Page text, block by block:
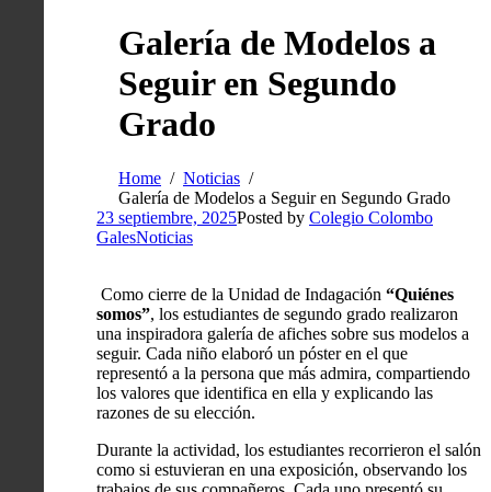
Galería de Modelos a
Seguir en Segundo
Grado
Home
Noticias
Galería de Modelos a Seguir en Segundo Grado
23 septiembre, 2025Posted by Colegio Colombo
GalesNoticias
Como cierre de la Unidad de Indagación “Quiénes
somos”, los estudiantes de segundo grado realizaron
una inspiradora galería de afiches sobre sus modelos a
seguir. Cada niño elaboró un póster en el que
representó a la persona que más admira, compartiendo
los valores que identifica en ella y explicando las
razones de su elección.
Durante la actividad, los estudiantes recorrieron el salón
como si estuvieran en una exposición, observando los